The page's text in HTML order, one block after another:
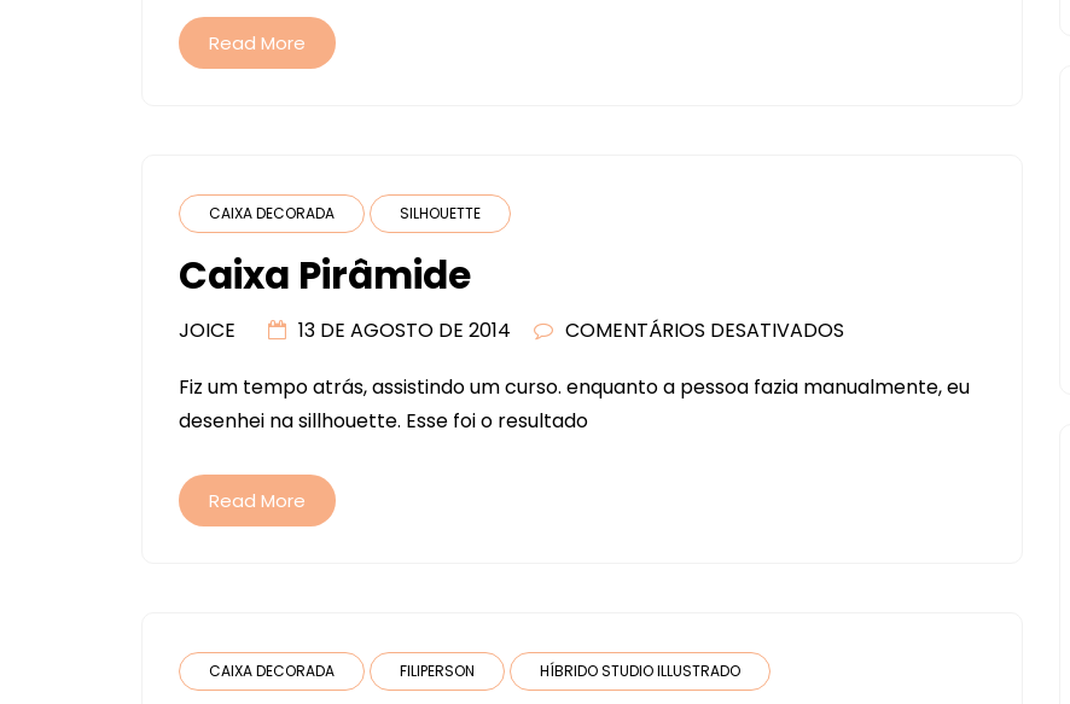
Read More
CAIXA DECORADA SILHOUETTE
Caixa Pirâmide
JOICE 13 DE AGOSTO DE 2014 COMENTÁRIOS DESATIVADOS
PIRÂMIDE
Fiz um tempo atrás, assistindo um curso. enquanto a pessoa fazia manualmente, eu
desenhei na sillhouette. Esse foi o resultado
Read More
CAIXA DECORADA FILIPERSON HÍBRIDO STUDIO ILLUSTRADO